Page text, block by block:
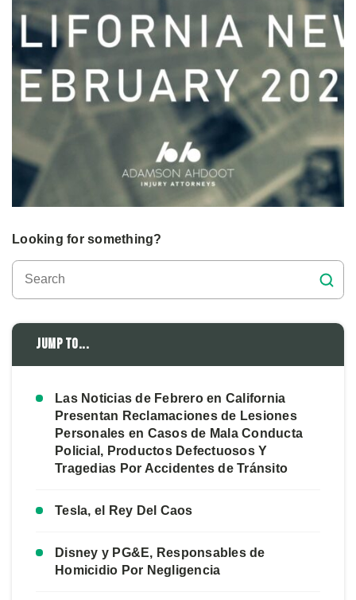
Looking for something?
Jump to...
Las Noticias de Febrero en California
Presentan Reclamaciones de Lesiones
Personales en Casos de Mala Conducta
Policial, Productos Defectuosos Y
Tragedias Por Accidentes de Tránsito
Tesla, el Rey Del Caos
Disney y PG&E, Responsables de
Homicidio Por Negligencia